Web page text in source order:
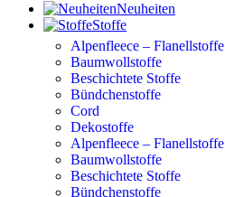
Neuheiten
Stoffe
Alpenfleece – Flanellstoffe
Baumwollstoffe
Beschichtete Stoffe
Bündchenstoffe
Cord
Dekostoffe
Alpenfleece – Flanellstoffe
Baumwollstoffe
Beschichtete Stoffe
Bündchenstoffe